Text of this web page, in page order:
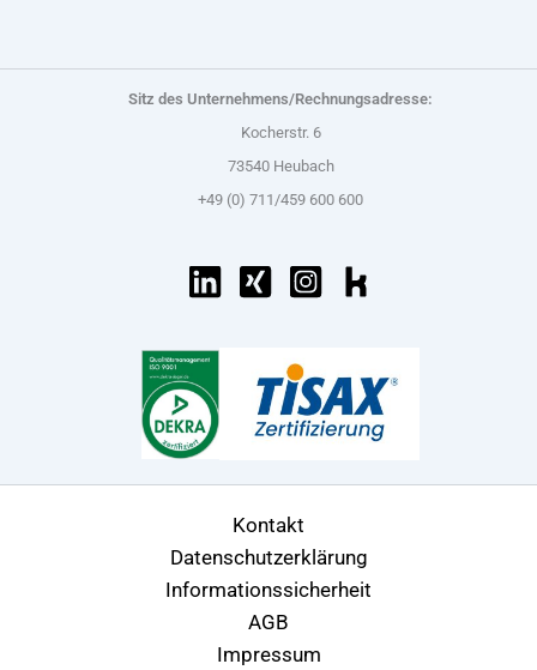
Sitz des Unternehmens/Rechnungsadresse:
Kocherstr. 6
73540 Heubach
+49 (0) 711/459 600 600
Kontakt
Datenschutzerklärung
Informationssicherheit
AGB
Impressum